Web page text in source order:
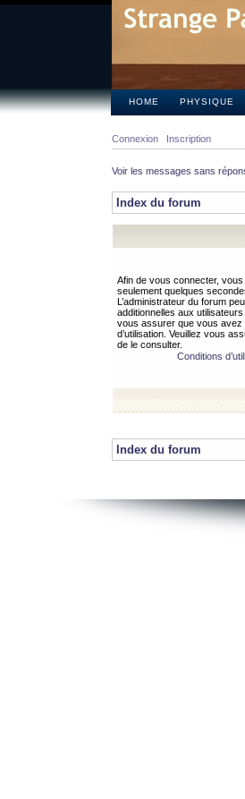
HOME PHYSIQUE
Connexion Inscription
Voir les messages sans
Index du forum
Afin de vous connecter,
seulement quelques
L’administrateur du forum
additionnelles aux
vous assurer que vous
d’utilisation. Veuillez vous
de le consulter.
Conditions
Index du forum